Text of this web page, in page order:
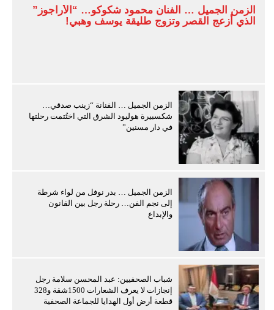
الزمن الجميل … الفنان محمود شكوكو… “الأراجوز”
الذي أزعج القصر وتزوج طليقة يوسف وهبي!
الزمن الجميل … الفنانة “زينب صدقي…
شكسبيرة هوليود الشرق التي اختُتمت رحلتها
في دار مسنين”
الزمن الجميل … بدر نوفل من لواء شرطة
إلى نجم الفن… رحلة رجل بين القانون
والإبداع
شباب الصحفيين: عبد المحسن سلامة رجل
إنجازات لا يعرف الشعارات 1500شقة و328
قطعة أرض أول الهدايا للجماعة الصحفية